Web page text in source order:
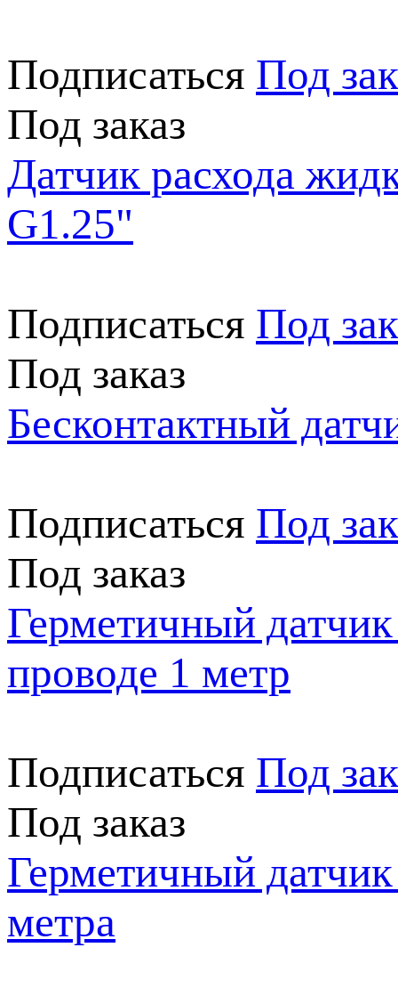
Подписаться Под
Под заказ
Датчик расхода
G1.25"
Подписаться Под
Под заказ
Бесконтактный
Подписаться Под
Под заказ
Герметичный
проводе 1 метр
Подписаться Под
Под заказ
Герметичный
метра